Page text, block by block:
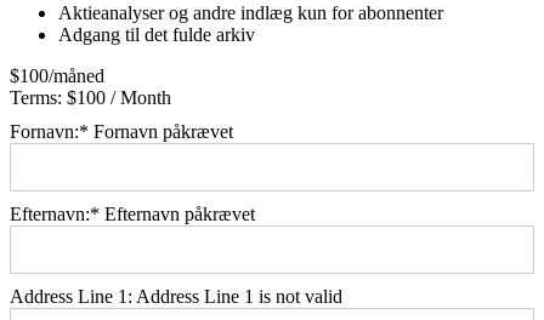
Aktieanalyser og andre indlæg kun for abonnenter
Adgang til det fulde arkiv
$100/måned
Terms: $100 / Month
Fornavn:* Fornavn påkrævet
Efternavn:* Efternavn påkrævet
Address Line 1: Address Line 1 is not valid